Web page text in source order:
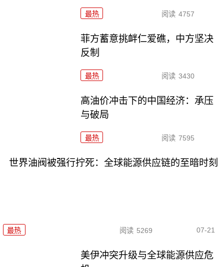
最热 阅读 4757
菲方蓄意挑衅仁爱礁，中方坚决
反制
最热 阅读 3430
高油价冲击下的中国经济：承压
与破局
最热 阅读 7595
世界油阀被强行拧死：全球能源供应链的至暗时刻
最热 阅读 5269 07-21
美伊冲突升级与全球能源供应危